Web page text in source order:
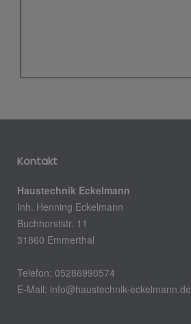
Kontakt
Haustechnik Eckelmann
Inh. Henning Eckelmann
Buchhorststr. 11
31860 Emmerthal
Telefon: 05286990574
E-Mail: info@haustechnik-eckelmann.de